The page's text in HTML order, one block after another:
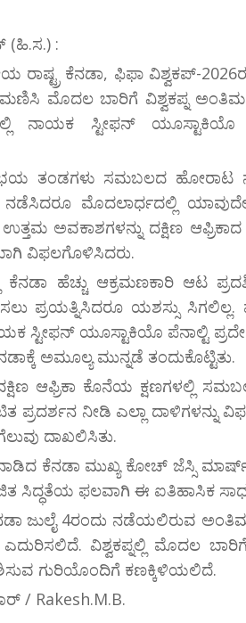
(ಹಿ.ಸ.) :
ಕೆನಡಾ, ಫಿಫಾ ವಿಶ್ವಕಪ್-2026ರ
ಮೊದಲ ಬಾರಿಗೆ ವಿಶ್ವಕಪ್ನ ಅಂತಿಮ-
ನಾಯಕ ಸ್ಟೀಫನ್
ತಂಡಗಳು ಸಮಬಲದ ಹೋರಾಟ
ಮೊದಲಾರ್ಧದಲ್ಲಿ
ಉತ್ತಮ ಅವಕಾಶಗಳನ್ನು ದಕ್ಷಿಣ
ವಿಫಲಗೊಳಿಸಿದರು.
ಕೆನಡಾ ಹೆಚ್ಚು ಆಕ್ರಮಣಕಾರಿ ಆಟ
ಪ್ರಯತ್ನಿಸಿದರೂ ಯಶಸ್ಸು ಸಿಗಲಿಲ್ಲ.
ಸ್ಟೀಫನ್ ಯೂಸ್ಟಾಕಿಯೊ ಪೆನಾಲ್ಟಿ
ಅಮೂಲ್ಯ ಮುನ್ನಡೆ ತಂದುಕೊಟ್ಟಿತು.
ಆಫ್ರಿಕಾ ಕೊನೆಯ ಕ್ಷಣಗಳಲ್ಲಿ
ಪ್ರದರ್ಶನ ನೀಡಿ ಎಲ್ಲಾ
ದಾಖಲಿಸಿತು.
ಕೆನಡಾ ಮುಖ್ಯ ಕೋಚ್ ಜೆಸ್ಸಿ
ಸಿದ್ಧತೆಯ ಫಲವಾಗಿ ಈ ಐತಿಹಾಸಿಕ ಸಾಧನೆ
4ರಂದು ನಡೆಯಲಿರುವ ಅಂತಿಮ-
ಎದುರಿಸಲಿದೆ. ವಿಶ್ವಕಪ್ನಲ್ಲಿ ಮೊದಲ
ಗುರಿಯೊಂದಿಗೆ ಕಣಕ್ಕಿಳಿಯಲಿದೆ.
/ Rakesh.M.B.